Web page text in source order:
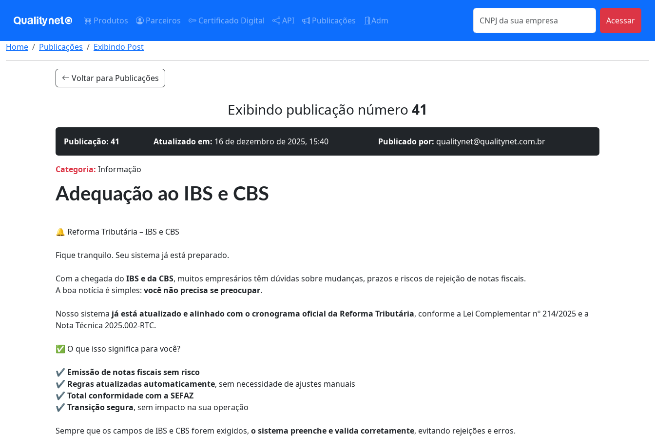
Produtos Parceiros Certificado Digital API Publicações Adm Acessar
Home Publicações Exibindo Post
Voltar para Publicações
Exibindo publicação número 41
Publicação: 41 Atualizado em: 16 de dezembro de 2025, 15:40 Publicado por:qualitynet@qualitynet.com.br
Categoria: Informação
Adequação ao IBS e CBS
🔔 Reforma Tributária – IBS e CBS
Fique tranquilo. Seu sistema já está preparado.
Com a chegada do IBS e da CBS, muitos empresários têm dúvidas sobre mudanças, prazos e riscos de rejeição de notas fiscais.
A boa notícia é simples: você não precisa se preocupar.
Nosso sistema já está atualizado e alinhado com o cronograma oficial da Reforma Tributária, conforme a Lei Complementar nº 214/2025 e a
Nota Técnica 2025.002-RTC.
✅ O que isso significa para você?
✔ Emissão de notas fiscais sem risco
✔ Regras atualizadas automaticamente, sem necessidade de ajustes manuais
✔ Total conformidade com a SEFAZ
✔ Transição segura, sem impacto na sua operação
Sempre que os campos de IBS e CBS forem exigidos, o sistema preenche e valida corretamente, evitando rejeições e erros.